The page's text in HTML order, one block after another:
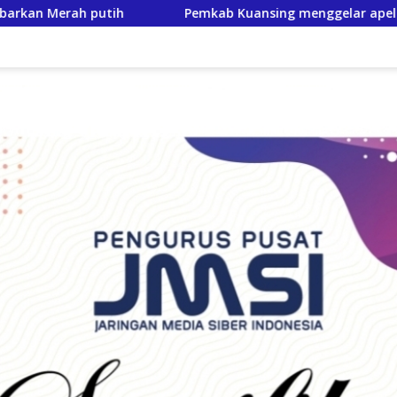
Kuansing menggelar apel pasukan, Matangkan pengamanan